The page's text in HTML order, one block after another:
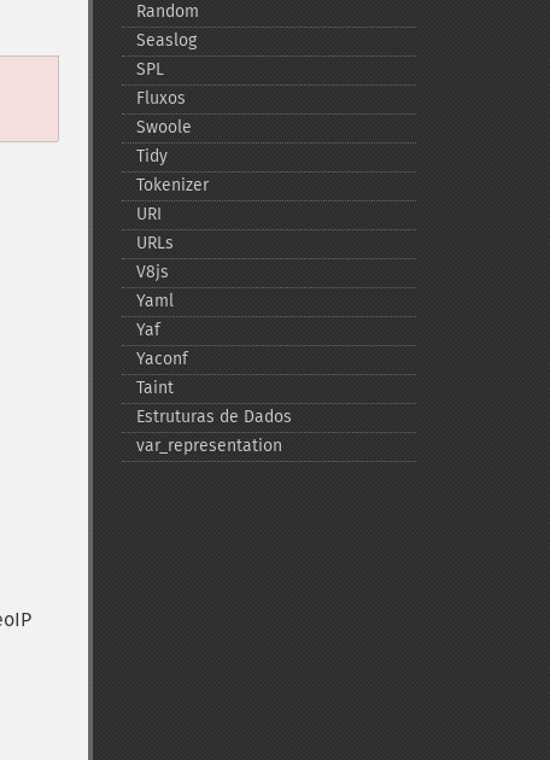
Random
Seaslog
SPL
Fluxos
Swoole
Tidy
Tokenizer
URI
URLs
V8js
Yaml
Yaf
Yaconf
Taint
Estruturas de Dados
var_​representation